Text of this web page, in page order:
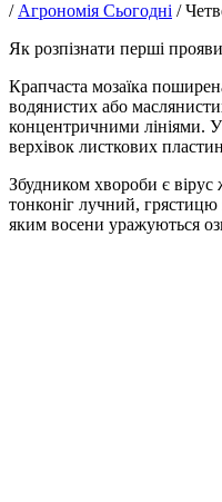
/ Агрономія Сьогодні /
Як розпізнати перші
Крапчаста мозаїка
водянистих або
концентричними лініями. У
верхівок листкових
Збудником хвороби є вірус
тонконіг лучний, грястицю
яким восени уражуються